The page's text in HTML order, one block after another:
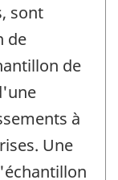
sont
de
de
à
Une